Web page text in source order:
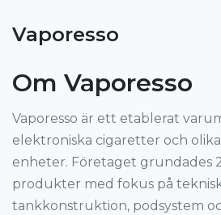
Vaporesso
Om Vaporesso
Vaporesso är ett etablerat
elektroniska cigaretter och
enheter. Företaget grundades
produkter med fokus på
tankkonstruktion, podsystem